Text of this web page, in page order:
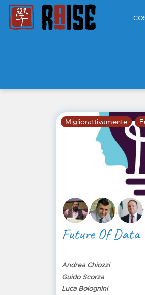
Migliorattivamente
Future Of Data
Andrea Chiozzi
Guido Scorza
Luca Bolognini